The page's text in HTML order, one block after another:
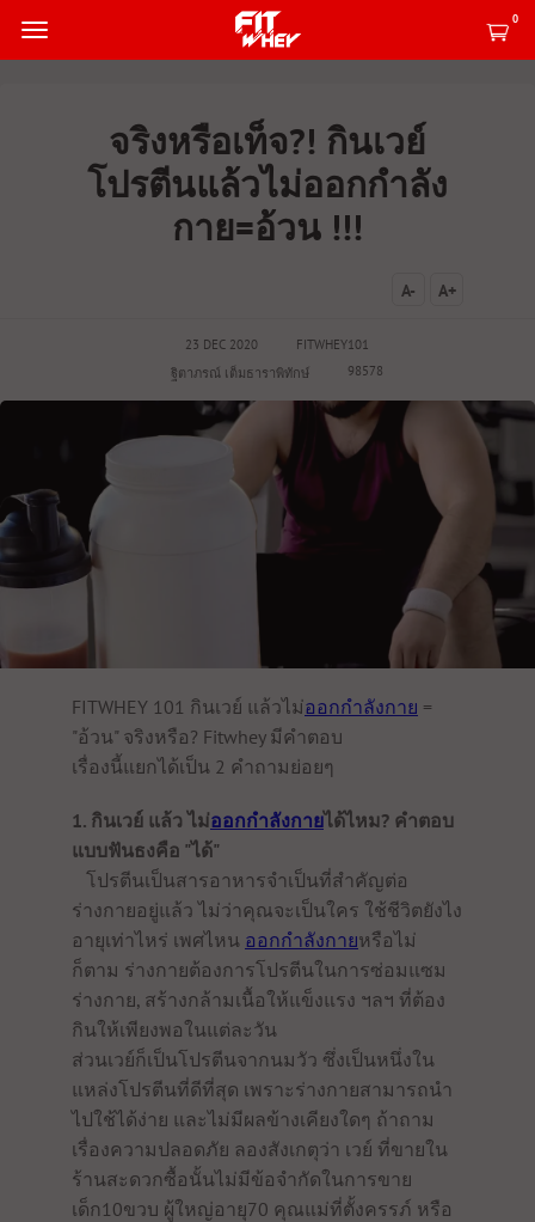
0
จริงหรือเท็จ?! กินเวย์
โปรตีนแล้วไม่ออกกำลัง
กาย=อ้วน !!!
A- A+
23 DEC 2020
FITWHEY101
ฐิตาภรณ์ เต็มธาราพิทักษ์
98578
FITWHEY 101 กินเวย์ แล้วไม่ออกกำลังกาย =
"อ้วน" จริงหรือ? Fitwhey มีคำตอบ
เรื่องนี้แยกได้เป็น 2 คำถามย่อยๆ
1. กินเวย์ แล้ว ไม่ออกกำลังกายได้ไหม? คำตอบ
แบบฟันธงคือ "ได้"
โปรตีนเป็นสารอาหารจำเป็นที่สำคัญต่อ
ร่างกายอยู่แล้ว ไม่ว่าคุณจะเป็นใคร ใช้ชีวิตยังไง
อายุเท่าไหร่ เพศไหน ออกกำลังกายหรือไม่
ก็ตาม ร่างกายต้องการโปรตีนในการซ่อมแซม
ร่างกาย, สร้างกล้ามเนื้อให้แข็งแรง ฯลฯ ที่ต้อง
กินให้เพียงพอในแต่ละวัน
ส่วนเวย์ก็เป็นโปรตีนจากนมวัว ซึ่งเป็นหนึ่งใน
แหล่งโปรตีนที่ดีที่สุด เพราะร่างกายสามารถนำ
ไปใช้ได้ง่าย และไม่มีผลข้างเคียงใดๆ ถ้าถาม
เรื่องความปลอดภัย ลองสังเกตุว่า เวย์ ที่ขายใน
ร้านสะดวกซื้อนั้นไม่มีข้อจำกัดในการขาย
เด็ก10ขวบ ผู้ใหญ่อายุ70 คุณแม่ที่ตั้งครรภ์ หรือ